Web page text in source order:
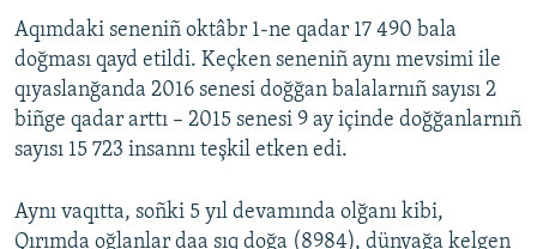
RFE/RS bütün saytları
Aqımdaki seneniñ oktâbr 1-ne qadar 17 490 bala
doğması qayd etildi. Keçken seneniñ aynı mevsimi ile
qıyaslanğanda 2016 senesi doğğan balalarnıñ sayısı 2
biñge qadar arttı – 2015 senesi 9 ay içinde doğğanlarnıñ
sayısı 15 723 insannı teşkil etken edi.
Aynı vaqıtta, soñki 5 yıl devamında olğanı kibi,
Qırımda oğlanlar daa sıq doğa (8984), dünyağa kelgen